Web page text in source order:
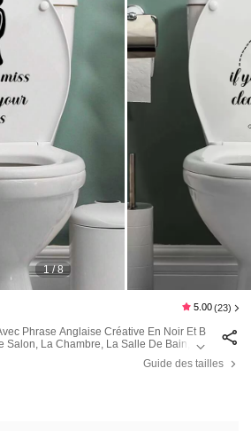
1 / 8
5.00 (23)
Phrase Anglaise Créative En Noir Et B
Salon, La Chambre, La Salle De Bain, La
Toilette Et La Décoration De La Maison,
Décalcomanie En Vinyle Pour La Déc
De Décoration De Printemps Pour Rafra
De Décoration De Fête, Cadeaux D'an
Diplômes
Guide des tailles